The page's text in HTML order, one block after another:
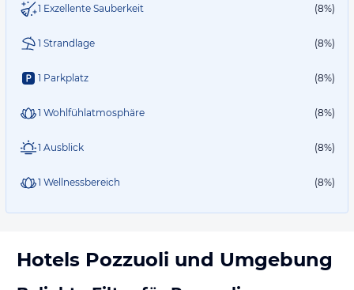
1 Exzellente Sauberkeit (8%)
1 Strandlage (8%)
1 Parkplatz (8%)
1 Wohlfühlatmosphäre (8%)
1 Ausblick (8%)
1 Wellnessbereich (8%)
Hotels Pozzuoli und Umgebung